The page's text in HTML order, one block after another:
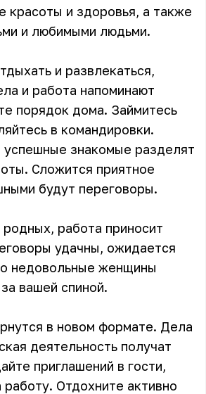
красоты и здоровья, а также
и любимыми людьми.
и развлекаться,
и работа напоминают
порядок дома. Займитесь
в командировки.
успешные знакомые разделят
Сложится приятное
будут переговоры.
работа приносит
удачны, ожидается
недовольные женщины
вашей спиной.
в новом формате. Дела
деятельность получат
приглашений в гости,
работу. Отдохните активно